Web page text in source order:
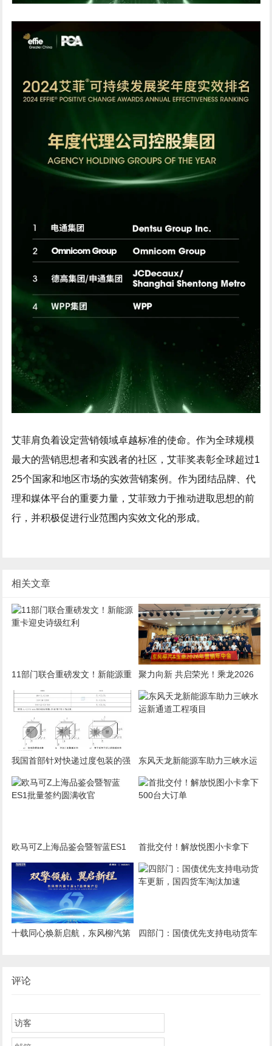
艾菲肩负着设定营销领域卓越标准的使命。作为全球规模
最大的营销思想者和实践者的社区，艾菲奖表彰全球超过1
25个国家和地区市场的实效营销案例。作为团结品牌、代
理和媒体平台的重要力量，艾菲致力于推动进取思想的前
行，并积极促进行业范围内实效文化的形成。
相关文章
11部门联合重磅发文！新能源重
卡迎史诗级红利
聚力向新 共启荣光！乘龙2026
华南区域营销年中会盛大启幕
我国首部针对快递过度包装的强
制国标7月1日起实施
东风天龙新能源车助力三峡水运
新通道工程项目
欧马可Z上海品鉴会暨智蓝ES1
批量签约圆满收官
首批交付！解放悦图小卡拿下
500台大订单
十载同心焕新启航，东风柳汽第
四部门：国债优先支持电动货车
评论